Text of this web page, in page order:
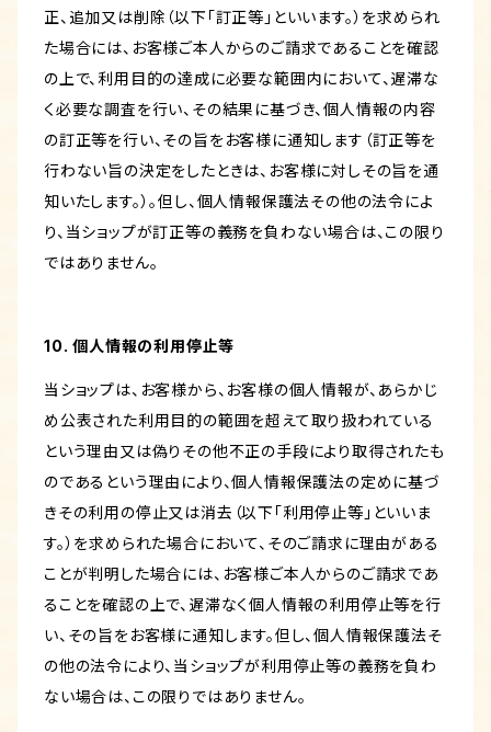
正、追加又は削除（以下「訂正等」といいます。）を求められ
た場合には、お客様ご本人からのご請求であることを確認
の上で、利用目的の達成に必要な範囲内において、遅滞な
く必要な調査を行い、その結果に基づき、個人情報の内容
の訂正等を行い、その旨をお客様に通知します（訂正等を
行わない旨の決定をしたときは、お客様に対しその旨を通
知いたします。）。但し、個人情報保護法その他の法令によ
り、当ショップが訂正等の義務を負わない場合は、この限り
ではありません。
10. 個人情報の利用停止等
当ショップは、お客様から、お客様の個人情報が、あらかじ
め公表された利用目的の範囲を超えて取り扱われている
という理由又は偽りその他不正の手段により取得されたも
のであるという理由により、個人情報保護法の定めに基づ
きその利用の停止又は消去（以下「利用停止等」といいま
す。）を求められた場合において、そのご請求に理由がある
ことが判明した場合には、お客様ご本人からのご請求であ
ることを確認の上で、遅滞なく個人情報の利用停止等を行
い、その旨をお客様に通知します。但し、個人情報保護法そ
の他の法令により、当ショップが利用停止等の義務を負わ
ない場合は、この限りではありません。